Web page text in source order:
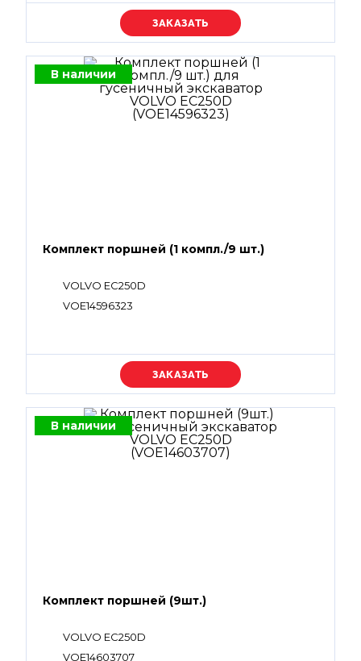
Уточняйте цену
В наличии
Комплект поршней (1 компл./9 шт.)
VOLVO EC250D
VOE14596323
Уточняйте цену
В наличии
Комплект поршней (9шт.)
VOLVO EC250D
VOE14603707